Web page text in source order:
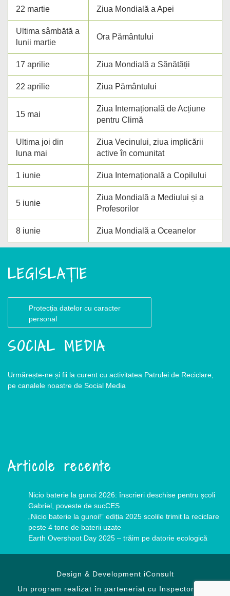
22 martie Ziua Mondială a Apei
Ultima sâmbătă a
lunii martie
Ora Pământului
17 aprilie Ziua Mondială a Sănătății
22 aprilie Ziua Pământului
15 mai
Ziua Internațională de Acțiune
pentru Climă
Ultima joi din
luna mai
Ziua Vecinului, ziua implicării
active în comunitat
1 iunie Ziua Internațională a Copilului
5 iunie
Ziua Mondială a Mediului și a
Profesorilor
8 iunie Ziua Mondială a Oceanelor
LEGISLAȚIE
Protecția datelor cu caracter
personal
SOCIAL MEDIA
Urmărește-ne și fii la curent cu activitatea Patrulei de Reciclare,
pe canalele noastre de Social Media
Articole recente
Nicio baterie la gunoi 2026: înscrieri deschise pentru școli
Gabriel, poveste de sucCES
„Nicio baterie la gunoi!” ediția 2025 scolile trimit la reciclare
peste 4 tone de baterii uzate
Earth Overshoot Day 2025 – trăim pe datorie ecologică
Design & Development iConsult
Un program realizat în parteneriat cu Inspectoratele